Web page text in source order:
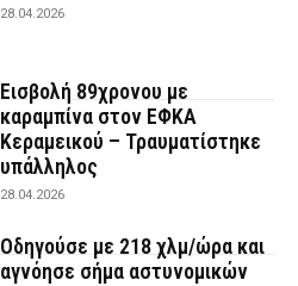
28.04.2026
Εισβολή 89χρονου με
καραμπίνα στον ΕΦΚΑ
Κεραμεικού – Τραυματίστηκε
υπάλληλος
28.04.2026
Οδηγούσε με 218 χλμ/ώρα και
αγνόησε σήμα αστυνομικών